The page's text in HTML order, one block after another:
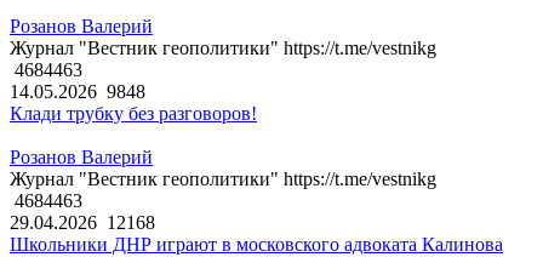
Розанов Валерий
Журнал "Вестник геополитики" https://t.me/vestnikg
4684463
14.05.2026 9848
Клади трубку без разговоров!
Розанов Валерий
Журнал "Вестник геополитики" https://t.me/vestnikg
4684463
29.04.2026 12168
Школьники ДНР играют в московского адвоката Калинова